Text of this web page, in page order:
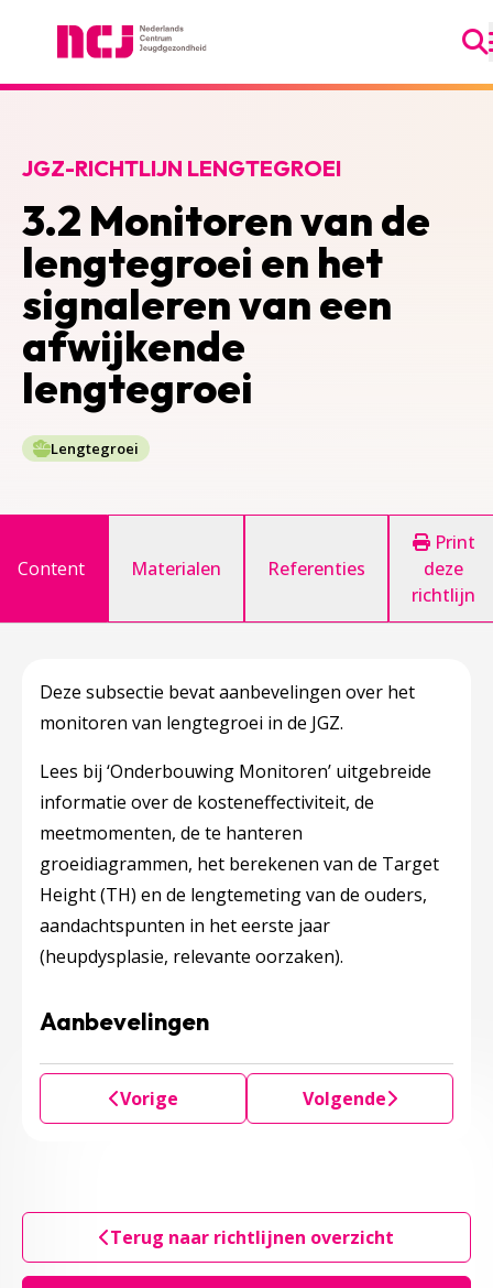
3.2 Monitoren van de
lengtegroei en het
signaleren van een
afwijkende
lengtegroei
JGZ-RICHTLIJN LENGTEGROEI
Lengtegroei
Content Materialen Referenties
Print
deze
richtlijn
Deze subsectie bevat aanbevelingen over het
monitoren van lengtegroei in de JGZ.
Lees bij ‘Onderbouwing Monitoren’ uitgebreide
informatie over de kosteneffectiviteit, de
meetmomenten, de te hanteren
groeidiagrammen, het berekenen van de Target
Height (TH) en de lengtemeting van de ouders,
aandachtspunten in het eerste jaar
(heupdysplasie, relevante oorzaken).
Aanbevelingen
Vorige Volgende
Terug naar richtlijnen overzicht